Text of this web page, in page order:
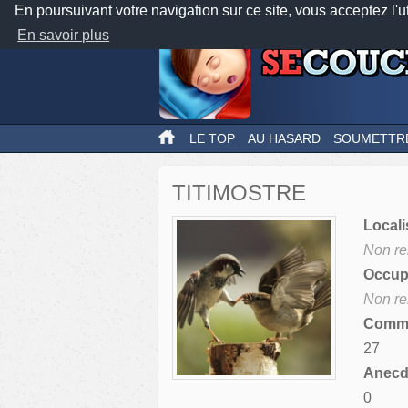
En poursuivant votre navigation sur ce site, vous acceptez
En savoir plus
LE TOP AU HASARD
TITIMOSTRE
Non
Non
27
0